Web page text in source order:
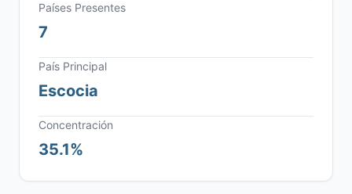
Países Presentes
7
País Principal
Escocia
Concentración
35.1%